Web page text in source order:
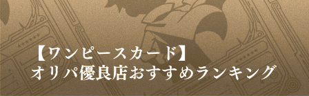
店舗インタビュー特集
イベント大会情報